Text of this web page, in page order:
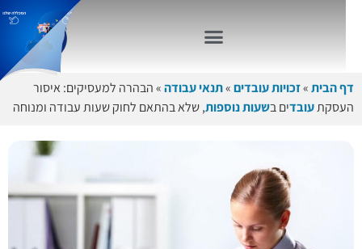
דף הבית»זכויות עובדים»תנאי עבודה»הבהרה למעסיקים: איסור
העסקתעובדים בשעות נוספות, שלא בהתאם לחוק שעות עבודה ומנוחה